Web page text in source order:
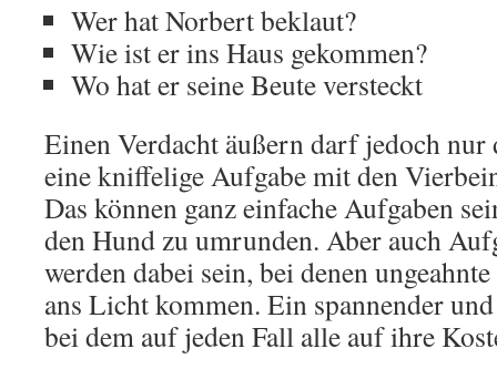
Wer hat Norbert beklaut?
Wie ist er ins Haus gekommen?
Wo hat er seine Beute versteckt
Einen Verdacht äußern darf jedoch
eine kniffelige Aufgabe mit den
Das können ganz einfache Aufgaben
den Hund zu umrunden. Aber auch
werden dabei sein, bei denen
ans Licht kommen. Ein spannender
bei dem auf jeden Fall alle auf ihre